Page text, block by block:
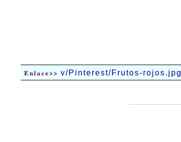
Enlace>> v/Pinterest/Frutos-rojos.jpg